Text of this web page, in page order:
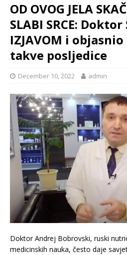
OD OVOG JELA
SLABI SRCE: Doktor
IZJAVOM i
takve posljedice
December 10, 2022 admin
Doktor Andrej Bobrovski, ruski
medicinskih nauka, često daje